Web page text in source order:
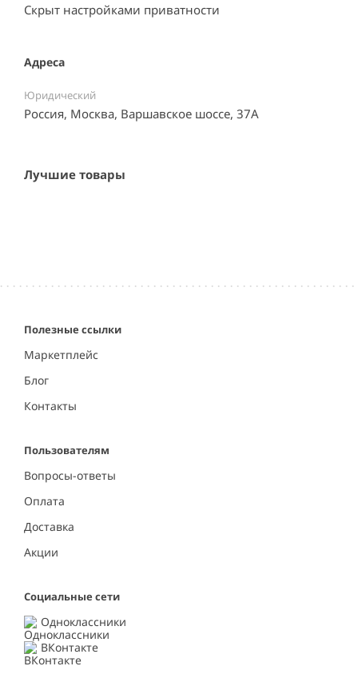
Скрыт настройками приватности
Адреса
Юридический
Россия, Москва, Варшавское шоссе, 37А
Лучшие товары
Полезные ссылки
Маркетплейс
Блог
Контакты
Пользователям
Вопросы-ответы
Оплата
Доставка
Акции
Социальные сети
Одноклассники
ВКонтакте